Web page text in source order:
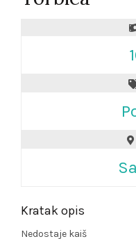
Kratak opis
Nedostaje kaiš